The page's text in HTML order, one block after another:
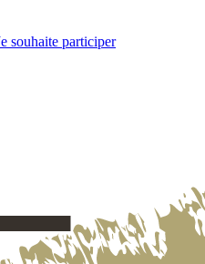
souhaite participer